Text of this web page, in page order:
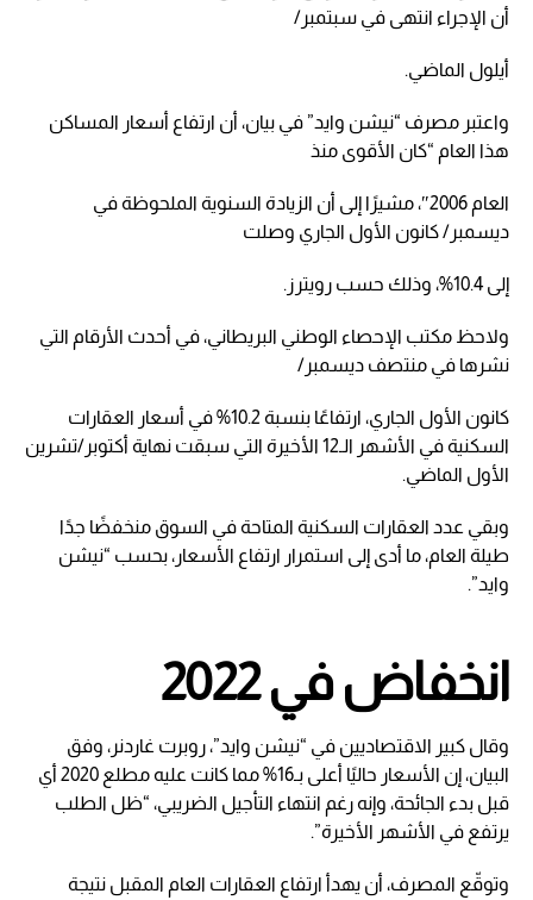
أن الإجراء انتهى في سبتمبر/
أيلول الماضي.
واعتبر مصرف “نيشن وايد” في بيان، أن ارتفاع أسعار المساكن
هذا العام “كان الأقوى منذ
العام 2006″، مشيرًا إلى أن الزيادة السنوية الملحوظة في
ديسمبر/ كانون الأول الجاري وصلت
إلى 10.4%، وذلك حسب رويترز.
ولاحظ مكتب الإحصاء الوطني البريطاني، في أحدث الأرقام التي
نشرها في منتصف ديسمبر/
كانون الأول الجاري، ارتفاعًا بنسبة 10.2% في أسعار العقارات
السكنية في الأشهر الـ12 الأخيرة التي سبقت نهاية أكتوبر/تشرين
الأول الماضي.
وبقي عدد العقارات السكنية المتاحة في السوق منخفضًا جدًا
طيلة العام، ما أدى إلى استمرار ارتفاع الأسعار، بحسب “نيشن
وايد”.
انخفاض في 2022
وقال كبير الاقتصاديين في “نيشن وايد”، روبرت غاردنر، وفق
البيان، إن الأسعار حاليًا أعلى بـ16% مما كانت عليه مطلع 2020 أي
قبل بدء الجائحة، وإنه رغم انتهاء التأجيل الضريبي، “ظل الطلب
يرتفع في الأشهر الأخيرة”.
وتوقّع المصرف، أن يهدأ ارتفاع العقارات العام المقبل نتيجة